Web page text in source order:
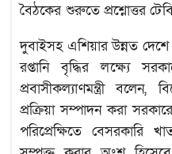
বৈঠকের শুরুতে প্রশ্নোত্তর
দুবাইসহ এশিয়ার উন্নত
রপ্তানি বৃদ্ধির লক্ষ্যে
প্রবাসীকল্যাণমন্ত্রী
প্রক্রিয়া সম্পাদন করা
পরিপ্রেক্ষিতে বেসরকারি